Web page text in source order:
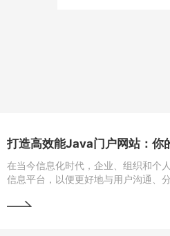
打造高效能Java门户网站：你
在当今信息化时代，企业、组织和个
信息平台，以便更好地与用户沟通、
选技术之一。